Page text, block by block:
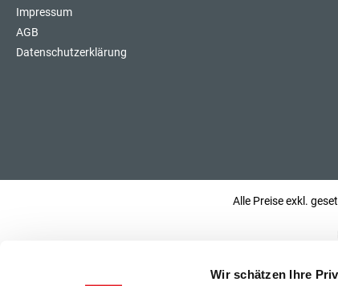
Wir schätzen Ihre
Impressum
AGB
Datenschutzerklärung
Alle Preise exkl.